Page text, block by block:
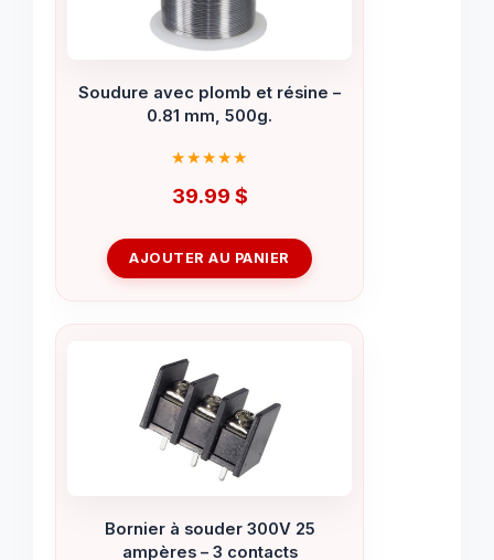
Soudure avec plomb et résine –
0.81 mm, 500g.
39.99 $
AJOUTER AU PANIER
Bornier à souder 300V 25
ampères – 3 contacts